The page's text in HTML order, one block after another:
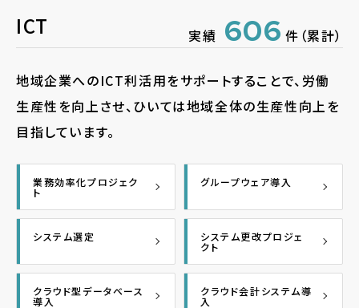
ICT 実績 606 件（累計）
地域企業へのICT利活用をサポートすることで、労働
生産性を向上させ、ひいては地域全体の生産性向上を
目指しています。
業務効率化プロジェク
ト
グループウェア導入
システム選定 システム更改プロジェ
クト
クラウド型データベース
導入
クラウド会計システム導
入